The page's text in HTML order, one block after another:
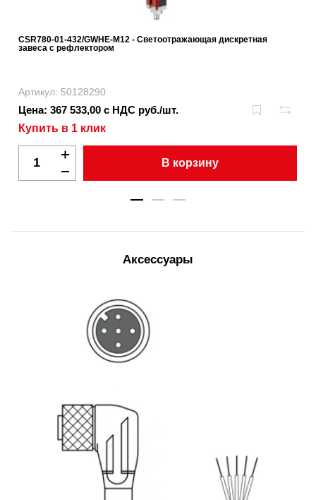
CSR780-01-432/GWHE-M12 - Светоотражающая дискретная
завеса с рефлектором
Артикул: 50128290
Цена: 367 533,00 с НДС руб./шт.
Купить в 1 клик
В корзину
Аксессуары